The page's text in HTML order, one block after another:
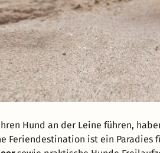
Hund an der Leine führen,
Feriendestination ist ein Paradies